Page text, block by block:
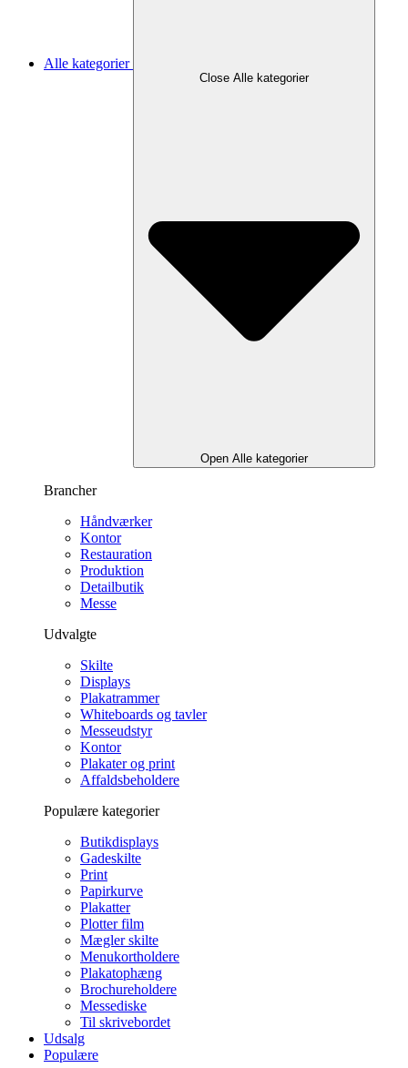
Alle kategorier
Close Alle kategorier
Open Alle kategorier
Brancher
Håndværker
Kontor
Restauration
Produktion
Detailbutik
Messe
Udvalgte
Skilte
Displays
Plakatrammer
Whiteboards og tavler
Messeudstyr
Kontor
Plakater og print
Affaldsbeholdere
Populære kategorier
Butikdisplays
Gadeskilte
Print
Papirkurve
Plakatter
Plotter film
Mægler skilte
Menukortholdere
Plakatophæng
Brochureholdere
Messediske
Til skrivebordet
Udsalg
Populære